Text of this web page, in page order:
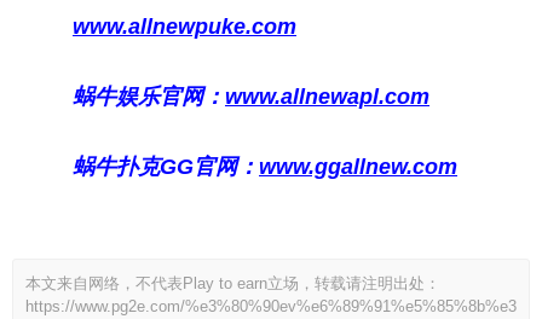
www.allnewpuke.com
蜗牛娱乐官网： www.allnewapl.com
蜗牛扑克GG官网： www.ggallnew.com
本文来自网络，不代表Play to earn立场，转载请注明出处：
https://www.pg2e.com/%e3%80%90ev%e6%89%91%e5%85%8b%e3